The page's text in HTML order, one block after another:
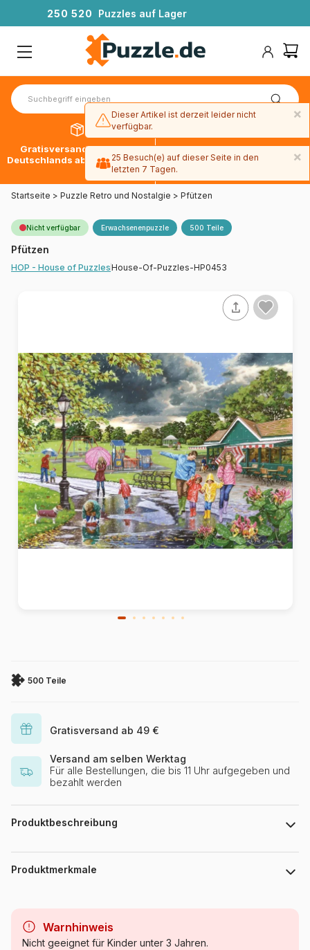
250 520 Puzzles auf Lager
Gratisversand innerhalb
Deutschlands ab 49 € mit DPD
30 Tage später bezahlen
mit Paypal
Startseite > Puzzle Retro und Nostalgie > Pfützen
Nicht verfügbar Erwachsenenpuzzle 500 Teile
Pfützen
HOP - House of PuzzlesHouse-Of-Puzzles-HP0453
500 Teile
Gratisversand ab 49 €
Versand am selben Werktag
Für alle Bestellungen, die bis 11 Uhr aufgegeben und
bezahlt werden
Produktbeschreibung
Keith Stapleton
Produktmerkmale
Kategorie Puzzle Retro und Nostalgie
Warnhinweis
Nicht geeignet für Kinder unter 3 Jahren.
×
Dieser Artikel ist derzeit leider nicht
verfügbar.
×
25 Besuch(e) auf dieser Seite in den
letzten 7 Tagen.